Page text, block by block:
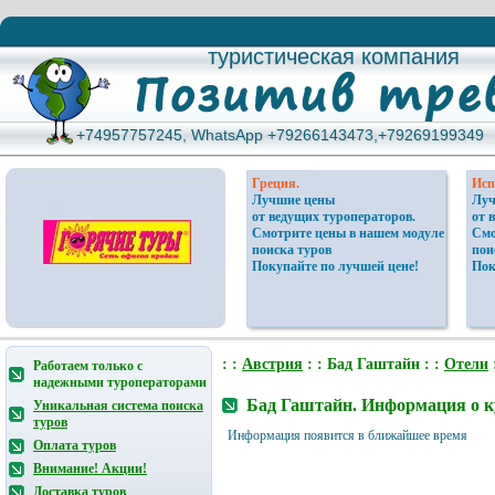
туристическая компания
туристическая компания
+74957757245, WhatsApp +79266143473,+79269199349
+74957757245, WhatsApp +79266143473,+79269199349
Греция.
Лучшие цены
от ведущих туроператоров.
Смотрите цены в нашем модуле
поиска туров
Покупайте по лучшей цене!
от
Работаем только с
надежными туроператорами
Уникальная система поиска
туров
Оплата туров
Внимание! Акции!
Доставка туров
: : Австрия : : Бад Гаштайн : : Отели
Бад Гаштайн. Информация о
Информация появится в ближайшее время